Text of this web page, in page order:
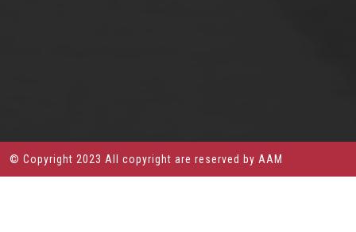
© Copyright 2023 All copyright are reserved by AAM